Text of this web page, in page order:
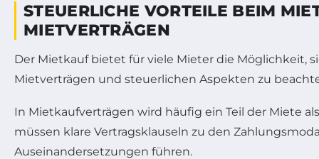
STEUERLICHE VORTEILE BEIM
MIETVERTRÄGEN
Der Mietkauf bietet für viele Mieter die Möglichkeit,
Mietverträgen und steuerlichen Aspekten zu
In Mietkaufverträgen wird häufig ein Teil der Miete
müssen klare Vertragsklauseln zu den
Auseinandersetzungen führen.